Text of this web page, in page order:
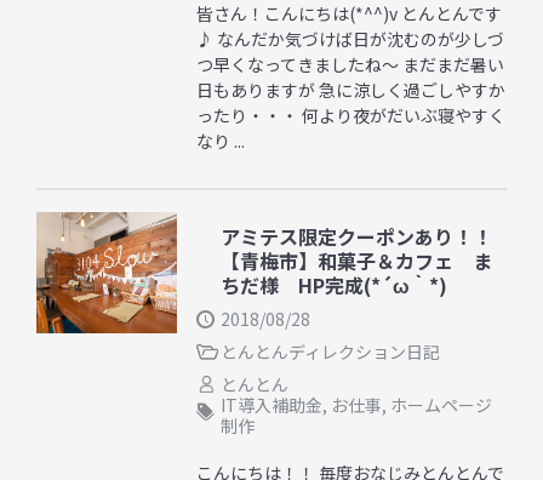
皆さん！こんにちは(*^^)v とんとんです
♪ なんだか気づけば日が沈むのが少しづ
つ早くなってきましたね～ まだまだ暑い
日もありますが 急に涼しく過ごしやすか
ったり・・・ 何より夜がだいぶ寝やすく
なり ...
アミテス限定クーポンあり！！
【青梅市】和菓子＆カフェ ま
ちだ様 HP完成(*´ω｀*)
2018/08/28
とんとんディレクション日記
とんとん
IT導入補助金, お仕事, ホームページ
制作
こんにちは！！ 毎度おなじみとんとんで